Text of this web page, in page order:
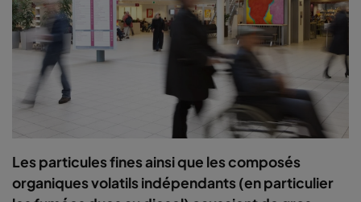
Les particules fines ainsi que les composés
organiques volatils indépendants (en particulier